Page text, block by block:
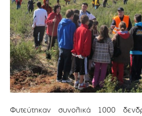
Φυτεύτηκαν συνολικά 1000